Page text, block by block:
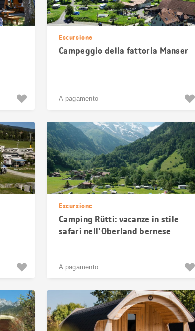
Escursione
Campeggio della fattoria Manser
A pagamento
Escursione
Camping Rütti: vacanze in stile
safari nell'Oberland bernese
A pagamento